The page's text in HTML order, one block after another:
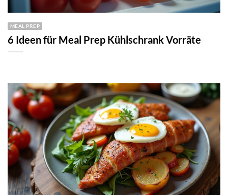
MEAL PREP
6 Ideen für Meal Prep Kühlschrank Vorräte